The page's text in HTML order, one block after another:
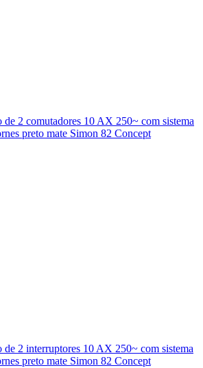
2 comutadores 10 AX 250~ com sistema
preto mate Simon 82 Concept
de 2 interruptores 10 AX 250~ com sistema
preto mate Simon 82 Concept